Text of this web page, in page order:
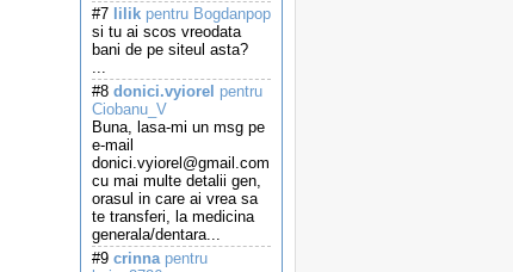
#7 lilik pentru Bogdanpop
si tu ai scos vreodata
bani de pe siteul asta?
...
#8 donici.vyiorel pentru
Ciobanu_V
Buna, lasa-mi un msg pe
e-mail
donici.vyiorel@gmail.com
cu mai multe detalii gen,
orasul in care ai vrea sa
te transferi, la medicina
generala/dentara...
#9 crinnapentru